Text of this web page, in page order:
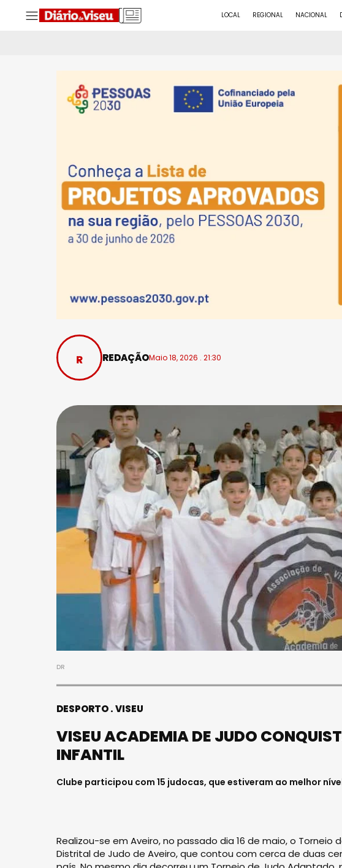
LOCAL REGIONAL NACIONAL
REDAÇÃOMaio 18, 2026 . 21:30
DR
DESPORTO VISEU
VISEU ACADEMIA DE JUDO
INFANTIL
Clube participou com 15 judocas, que estiveram ao melhor
Realizou-se em Aveiro, no passado dia 16 de maio, o
Distrital de Judo de Aveiro, que contou com cerca de duas